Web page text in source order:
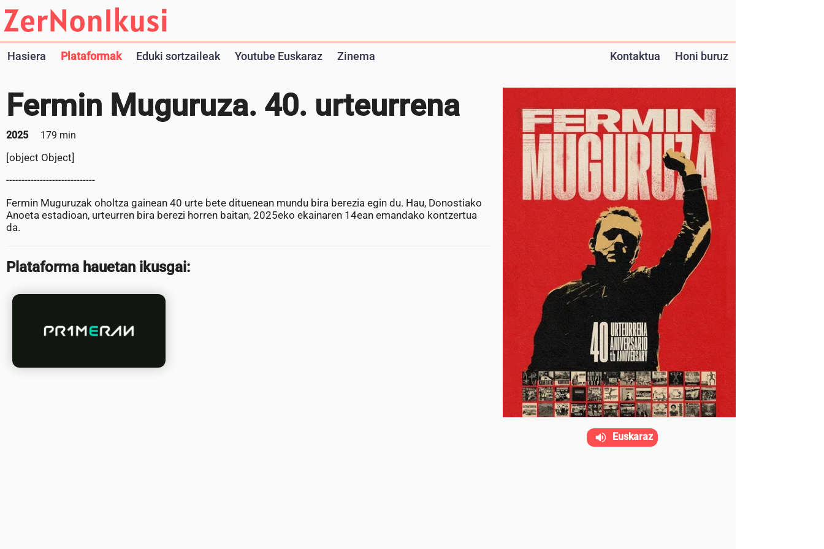
Hasiera Plataformak Eduki sortzaileak Youtube Euskaraz Zinema Kontaktua Honi buruz
Fermin Muguruza. 40. urteurrena
2025 179 min
[object Object]
-----------------------------
Fermin Muguruzak oholtza gainean 40 urte bete dituenean mundu bira berezia egin du. Hau, Donostiako
Anoeta estadioan, urteurren bira berezi horren baitan, 2025eko ekainaren 14ean emandako kontzertua
da.
Plataforma hauetan ikusgai:
Euskaraz